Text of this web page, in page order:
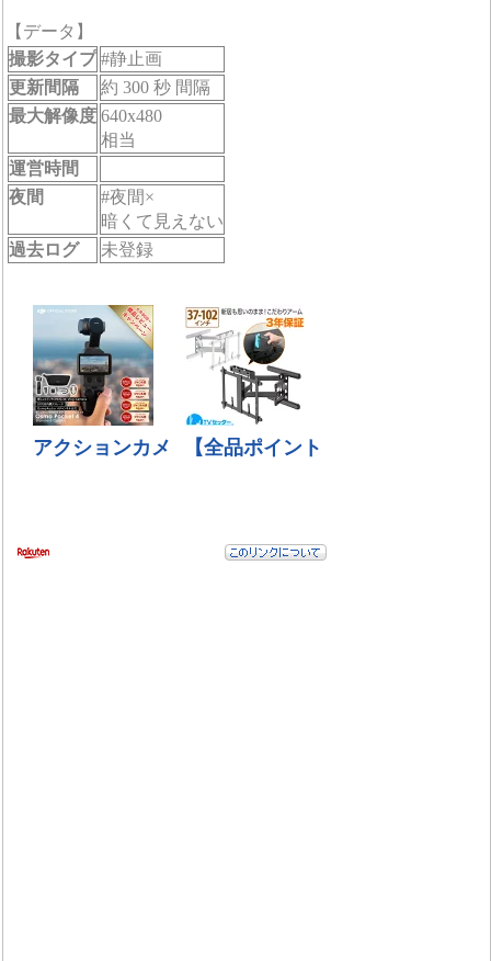
【データ】
撮影タイプ #静止画
更新間隔
約 300 秒 間隔
最大解像度 640x480
相当
運営時間
夜間
#夜間×
暗くて見えない
過去ログ
未登録